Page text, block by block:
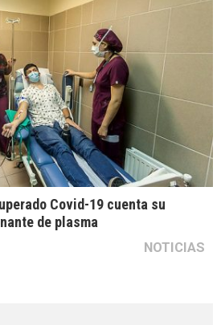
Covid-19 cuenta su
de plasma
NOTICIAS